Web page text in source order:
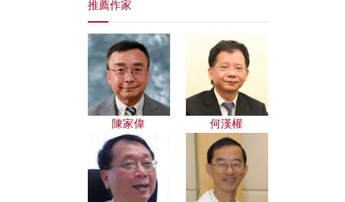
推薦作家
陳家偉 何漢權